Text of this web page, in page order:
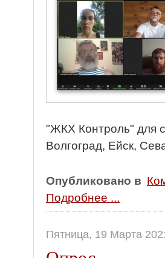
"ЖКХ Контроль" для
Волгоград, Ейск,
Опубликовано в
Подробнее ...
Пятница, 19 Марта